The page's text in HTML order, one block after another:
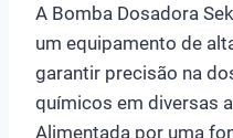
A Bomba Dosadora
um equipamento de
garantir precisão na
químicos em diversas
Alimentada por uma